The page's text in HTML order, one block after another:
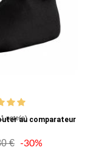
note(s)au comparateur
€ -30%